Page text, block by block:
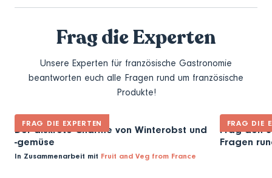
Frag die Experten
Unsere Experten für französische Gastronomie
beantworten euch alle Fragen rund um französische
Produkte!
FRAG DIE EXPERTEN
Der diskrete Charme von Winterobst und
-gemüse
In Zusammenarbeit mit Fruit and Veg from France
FRAG DIE
Frag den
Fragen